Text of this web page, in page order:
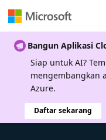
Bangun Aplikasi
Siap untuk AI?
mengembangkan
Azure.
Daftar sekarang